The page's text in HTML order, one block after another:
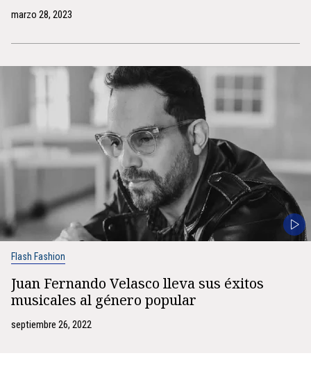
marzo 28, 2023
Flash Fashion
Juan Fernando Velasco lleva sus éxitos
musicales al género popular
septiembre 26, 2022